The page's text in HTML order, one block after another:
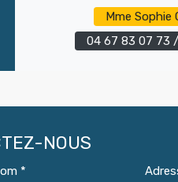
Mme Sophie
04 67 83 07 73 /
NOUS
*